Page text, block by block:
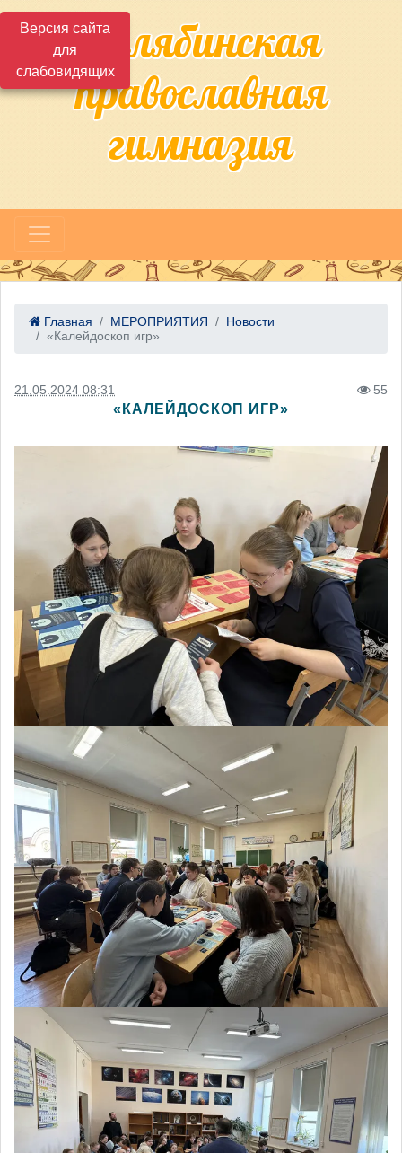
Версия сайта
для
слабовидящихЧелябинская
православная
гимназия
Главная МЕРОПРИЯТИЯ
Новости
«Калейдоскоп игр»
21.05.2024 08:31 55
«КАЛЕЙДОСКОП ИГР»